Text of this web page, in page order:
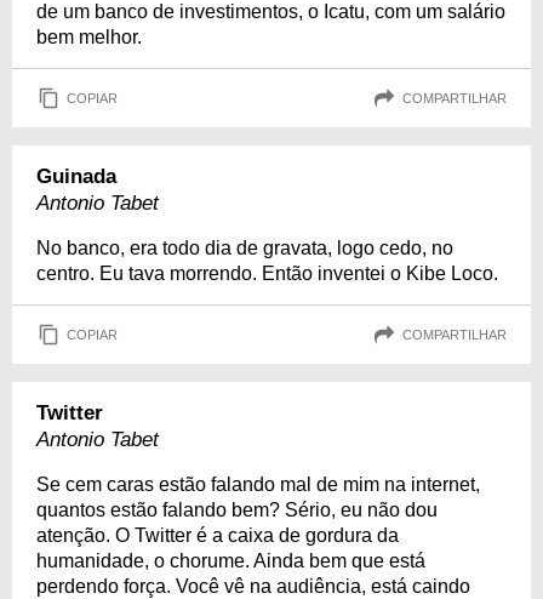
de um banco de investimentos, o Icatu, com um salário
bem melhor.
COPIAR COMPARTILHAR
Guinada
Antonio Tabet
No banco, era todo dia de gravata, logo cedo, no
centro. Eu tava morrendo. Então inventei o Kibe Loco.
COPIAR COMPARTILHAR
Twitter
Antonio Tabet
Se cem caras estão falando mal de mim na internet,
quantos estão falando bem? Sério, eu não dou
atenção. O Twitter é a caixa de gordura da
humanidade, o chorume. Ainda bem que está
perdendo força. Você vê na audiência, está caindo